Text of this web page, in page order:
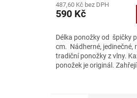
487,60 Kč bez DPH
590 Kč
Délka ponožky od špičky
cm. Nádherné, jedinečné,
tradiční ponožky z vlny.
ponožek je originál.